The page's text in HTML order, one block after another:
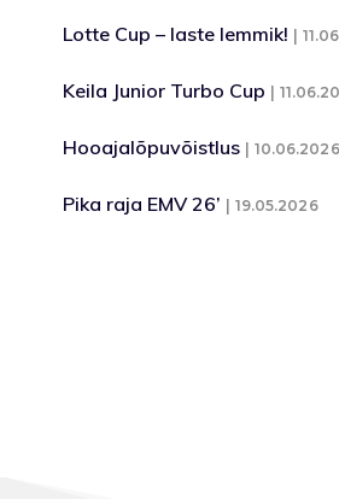
Lotte Cup – laste lemmik!
Keila Junior Turbo Cup
Hooajalõpuvõistlus 10.06.2026
Pika raja EMV 26’ 19.05.2026